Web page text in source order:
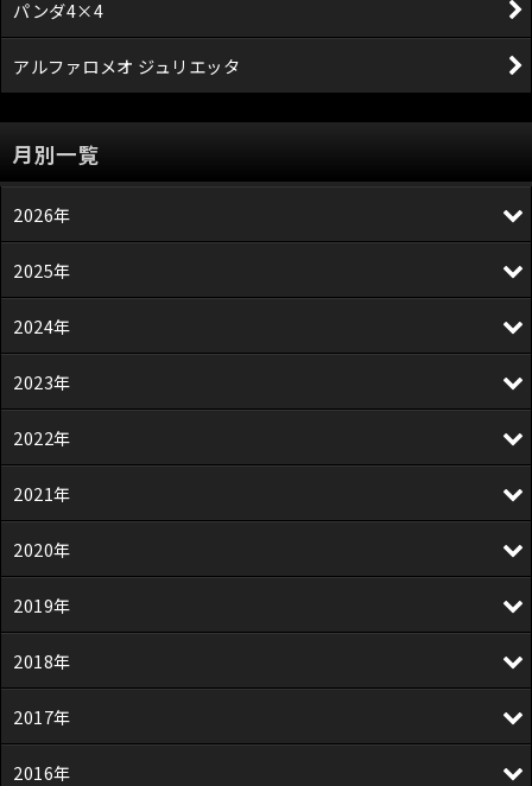
パンダ4×4
アルファロメオ ジュリエッタ
月別一覧
2026年
2025年
2024年
2023年
2022年
2021年
2020年
2019年
2018年
2017年
2016年